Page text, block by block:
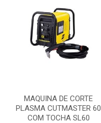
MAQUINA DE CORTE
PLASMA CUTMASTER 60
COM TOCHA SL60